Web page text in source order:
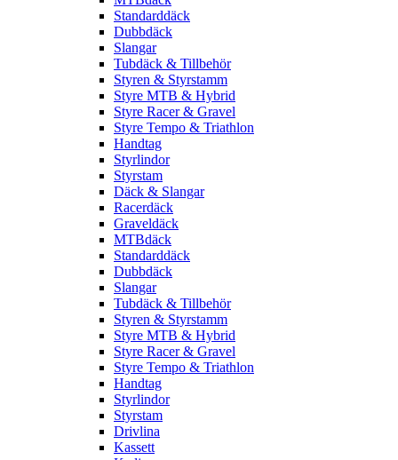
Standarddäck
Dubbdäck
Slangar
Tubdäck & Tillbehör
Styren & Styrstamm
Styre MTB & Hybrid
Styre Racer & Gravel
Styre Tempo & Triathlon
Handtag
Styrlindor
Styrstam
Däck & Slangar
Racerdäck
Graveldäck
MTBdäck
Standarddäck
Dubbdäck
Slangar
Tubdäck & Tillbehör
Styren & Styrstamm
Styre MTB & Hybrid
Styre Racer & Gravel
Styre Tempo & Triathlon
Handtag
Styrlindor
Styrstam
Drivlina
Kassett